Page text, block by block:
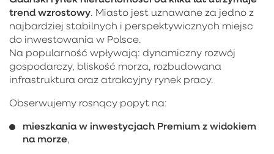
trend wzrostowy. Miasto jest uznawane za jedno z
najbardziej stabilnych i perspektywicznych miejsc
do inwestowania w Polsce.
Na popularność wpływają: dynamiczny rozwój
gospodarczy, bliskość morza, rozbudowana
infrastruktura oraz atrakcyjny rynek pracy.
Obserwujemy rosnący popyt na:
mieszkania w inwestycjach Premium z widokiem
na morze,